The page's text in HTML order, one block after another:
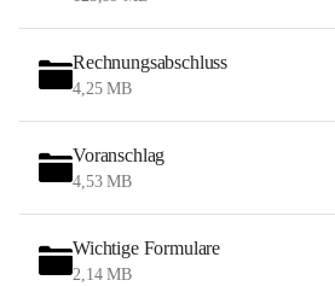
Rechnungsabschluss
4,25 MB
Voranschlag
4,53 MB
Wichtige Formulare
2,14 MB